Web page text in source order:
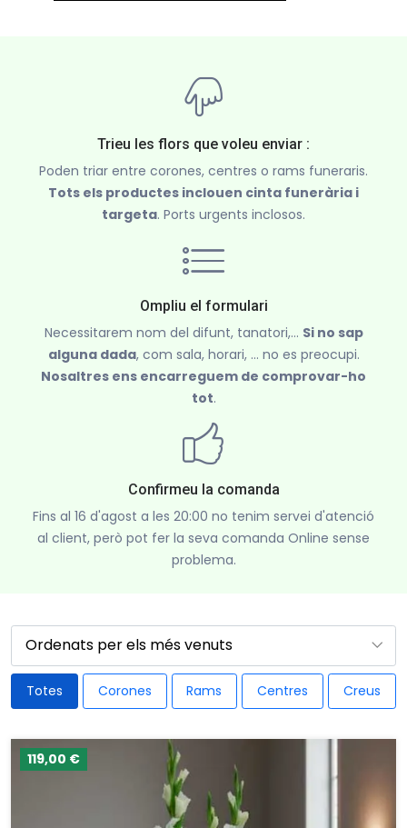
Trieu les flors que voleu enviar :
Poden triar entre corones, centres o rams funeraris.
Tots els productes inclouen cinta funerària i
targeta. Ports urgents inclosos.
Ompliu el formulari
Necessitarem nom del difunt, tanatori,... Si no sap
alguna dada, com sala, horari, ... no es preocupi.
Nosaltres ens encarreguem de comprovar-ho
tot.
Confirmeu la comanda
Fins al 16 d'agost a les 20:00 no tenim servei d'atenció
al client, però pot fer la seva comanda Online sense
problema.
Totes Corones Rams Centres Creus
119,00 €